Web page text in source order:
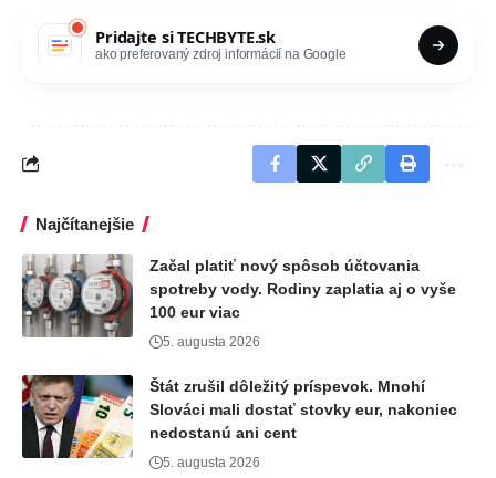
Pridajte siTECHBYTE.sk
ako preferovaný zdroj informácií na Google
Najčítanejšie
Začal platiť nový spôsob účtovania
spotreby vody. Rodiny zaplatia aj o vyše
100 eur viac
5. augusta 2026
Štát zrušil dôležitý príspevok. Mnohí
Slováci mali dostať stovky eur, nakoniec
nedostanú ani cent
5. augusta 2026